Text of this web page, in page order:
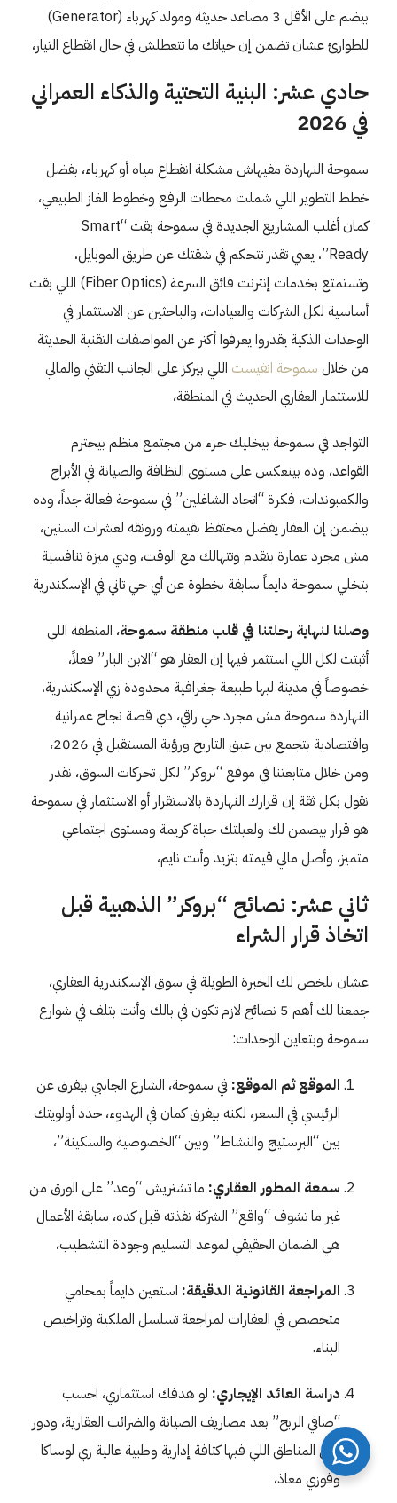
بيضم على الأقل 3 مصاعد حديثة ومولد كهرباء (Generator)
للطوارئ عشان تضمن إن حياتك ما تتعطلش في حال انقطاع التيار،
حادي عشر: البنية التحتية والذكاء العمراني
في 2026
سموحة النهاردة مفيهاش مشكلة انقطاع مياه أو كهرباء، بفضل
خطط التطوير اللي شملت محطات الرفع وخطوط الغاز الطبيعي،
كمان أغلب المشاريع الجديدة في سموحة بقت “Smart
Ready”، يعني تقدر تتحكم في شقتك عن طريق الموبايل،
وتستمتع بخدمات إنترنت فائق السرعة (Fiber Optics) اللي بقت
أساسية لكل الشركات والعيادات، والباحثين عن الاستثمار في
الوحدات الذكية يقدروا يعرفوا أكتر عن المواصفات التقنية الحديثة
من خلال سموحة انفيست اللي بيركز على الجانب التقني والمالي
للاستثمار العقاري الحديث في المنطقة،
التواجد في سموحة بيخليك جزء من مجتمع منظم بيحترم
القواعد، وده بينعكس على مستوى النظافة والصيانة في الأبراج
والكمبوندات، فكرة “اتحاد الشاغلين” في سموحة فعالة جداً، وده
بيضمن إن العقار يفضل محتفظ بقيمته ورونقه لعشرات السنين،
مش مجرد عمارة بتقدم وتتهالك مع الوقت، ودي ميزة تنافسية
بتخلي سموحة دايماً سابقة بخطوة عن أي حي تاني في الإسكندرية
وصلنا لنهاية رحلتنا في قلب منطقة سموحة، المنطقة اللي
أثبتت لكل اللي استثمر فيها إن العقار هو “الابن البار” فعلاً،
خصوصاً في مدينة ليها طبيعة جغرافية محدودة زي الإسكندرية،
النهاردة سموحة مش مجرد حي راقي، دي قصة نجاح عمرانية
واقتصادية بتجمع بين عبق التاريخ ورؤية المستقبل في 2026،
ومن خلال متابعتنا في موقع “بروكر” لكل تحركات السوق، نقدر
نقول بكل ثقة إن قرارك النهاردة بالاستقرار أو الاستثمار في سموحة
هو قرار بيضمن لك ولعيلتك حياة كريمة ومستوى اجتماعي
متميز، وأصل مالي قيمته بتزيد وأنت نايم،
ثاني عشر: نصائح “بروكر” الذهبية قبل
اتخاذ قرار الشراء
عشان نلخص لك الخبرة الطويلة في سوق الإسكندرية العقاري،
جمعنا لك أهم 5 نصائح لازم تكون في بالك وأنت بتلف في شوارع
سموحة وبتعاين الوحدات:
الموقع ثم الموقع: في سموحة، الشارع الجانبي بيفرق عن
الرئيسي في السعر، لكنه بيفرق كمان في الهدوء، حدد أولويتك
بين “البرستيج والنشاط” وبين “الخصوصية والسكينة”،
سمعة المطور العقاري: ما تشتريش “وعد” على الورق من
غير ما تشوف “واقع” الشركة نفذته قبل كده، سابقة الأعمال
هي الضمان الحقيقي لموعد التسليم وجودة التشطيب،
المراجعة القانونية الدقيقة: استعين دايماً بمحامي
متخصص في العقارات لمراجعة تسلسل الملكية وتراخيص
البناء.
دراسة العائد الإيجاري: لو هدفك استثماري، احسب
“صافي الربح” بعد مصاريف الصيانة والضرائب العقارية، ودور
على المناطق اللي فيها كثافة إدارية وطبية عالية زي لوساكا
وفوزي معاذ،